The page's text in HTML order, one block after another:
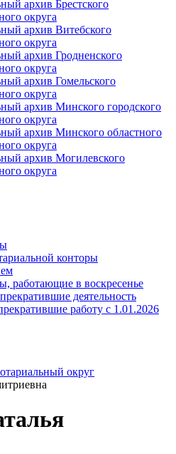
архив Брестского
округа
архив Витебского
округа
архив Гродненского
округа
архив Гомельского
округа
архив Минского городского
округа
архив Минского областного
округа
архив Могилевского
округа
конторы
работающие в воскресенье
деятельность
работу с 1.01.2026
округ